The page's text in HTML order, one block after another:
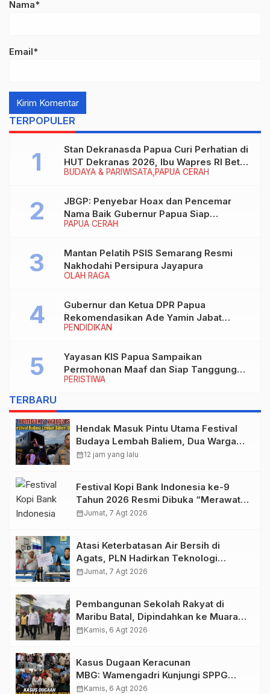
Nama*
Email*
TERPOPULER
BUDAYA & PARIWISATA PAPUA CERAH
Stan Dekranasda Papua Curi Perhatian di
HUT Dekranas 2026, Ibu Wapres RI Betah
Menikmati Karya Perajin
PAPUA CERAH
JBGP: Penyebar Hoax dan Pencemar
Nama Baik Gubernur Papua Siap
Berhadapan dengan Hukum!
OLAH RAGA
Mantan Pelatih PSIS Semarang Resmi
Nakhodahi Persipura Jayapura
PENDIDIKAN
Gubernur dan Ketua DPR Papua
Rekomendasikan Ade Yamin Jabat
Rektor IAIN Fattahul Muluk Papua
PERISTIWA
Yayasan KIS Papua Sampaikan
Permohonan Maaf dan Siap Tanggung
Biaya Korban Dugaan Keracunan MBG di
TERBARU
Hendak Masuk Pintu Utama Festival
Budaya Lembah Baliem, Dua Warga
Sipil Ditembak OTK
calendar_month12 jam yang lalu
Festival Kopi Bank Indonesia ke-9
Tahun 2026 Resmi Dibuka “Merawat
Warisan, Membangun Masa Depan
calendar_monthJumat, 7 Agt 2026
Atasi Keterbatasan Air Bersih di
Agats, PLN Hadirkan Teknologi
Desalinasi untuk Masjid Saiful Al-
calendar_monthJumat, 7 Agt 2026
Pembangunan Sekolah Rakyat di
Maribu Batal, Dipindahkan ke Muara
Tami, Ini Sebabnya
calendar_monthKamis, 6 Agt 2026
Kasus Dugaan Keracunan
MBG: Wamengadri Kunjungi SPPG
Yayasan KIS Papua, Ini yang
calendar_monthKamis, 6 Agt 2026